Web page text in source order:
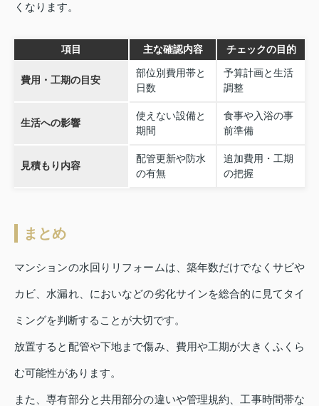
くなります。
項目 主な確認内容 チェックの目的
費用・工期の目安
部位別費用帯と
日数
予算計画と生活
調整
生活への影響
使えない設備と
期間
食事や入浴の事
前準備
見積もり内容
配管更新や防水
の有無
追加費用・工期
の把握
まとめ
マンションの水回りリフォームは、築年数だけでなくサビや
カビ、水漏れ、においなどの劣化サインを総合的に見てタイ
ミングを判断することが大切です。
放置すると配管や下地まで傷み、費用や工期が大きくふくら
む可能性があります。
また、専有部分と共用部分の違いや管理規約、工事時間帯な